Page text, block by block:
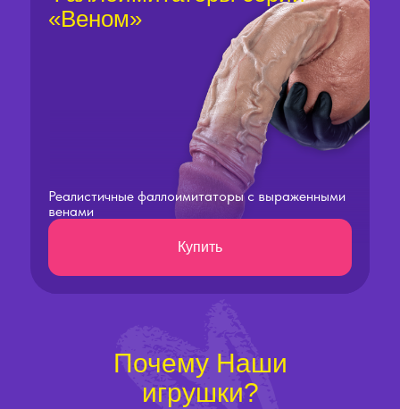
«Веном»
Реалистичные фаллоимитаторы с выраженными
венами
Купить
Почему Наши
игрушки?